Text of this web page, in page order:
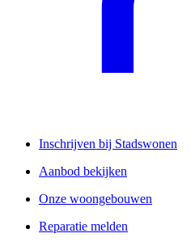
Inschrijven bij Stadswonen
Aanbod bekijken
Onze woongebouwen
Reparatie melden